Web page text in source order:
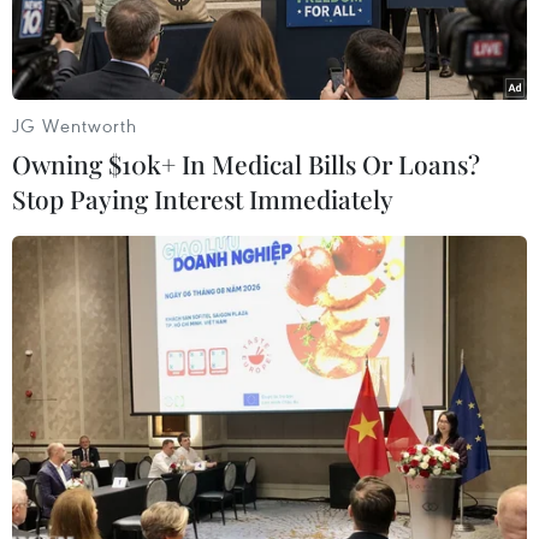
tài chính và bắt đầu đàm phán với Quỹ Tiền tệ
Quốc tế (IMF).
Thủ tướng mới của Liban Nawaf Salam phát biểu tại Beirut.
(Ảnh: THX/TTXVN)
JG Wentworth
Owning $10k+ In Medical Bills Or Loans?
Stop Paying Interest Immediately